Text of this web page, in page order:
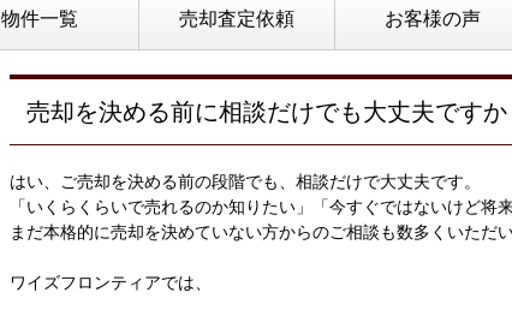
物件一覧 売却査定依頼 お客様の声
売却を決める前に相談だけでも大丈夫ですか
はい、ご売却を決める前の段階でも、相談だけで大丈夫です。
「いくらくらいで売れるのか知りたい」「今すぐではないけど将
まだ本格的に売却を決めていない方からのご相談も数多くいただ
ワイズフロンティアでは、